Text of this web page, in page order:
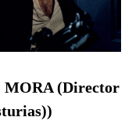
MORA (Director